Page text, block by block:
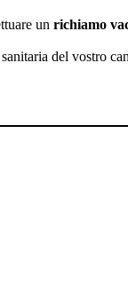
un richiamo
del vostro